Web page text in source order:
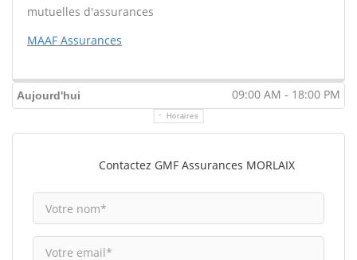
mutuelles d'assurances
MAAF Assurances
Aujourd'hui 09:00 AM - 18:00 PM
Horaires
Contactez GMF Assurances MORLAIX